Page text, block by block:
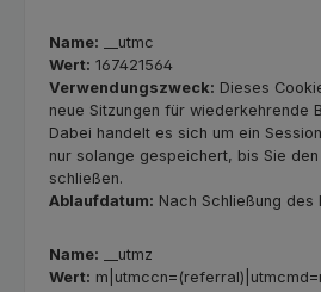
Name: __utmc
Wert: 167421564
Verwendungszweck: Dieses
neue Sitzungen für wiederkehrende
Dabei handelt es sich um ein
nur solange gespeichert, bis Sie
schließen.
Ablaufdatum: Nach Schließung des
Name: __utmz
Wert: